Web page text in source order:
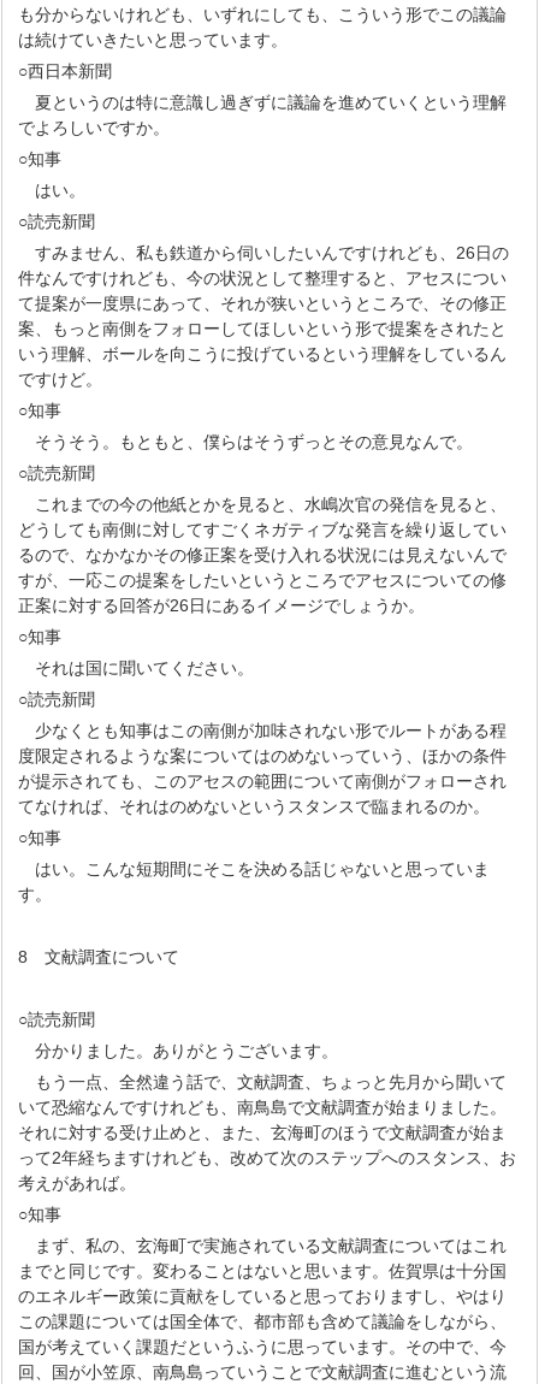
も分からないけれども、いずれにしても、こういう形でこの議論
は続けていきたいと思っています。
○西日本新聞
夏というのは特に意識し過ぎずに議論を進めていくという理解
でよろしいですか。
○知事
はい。
○読売新聞
すみません、私も鉄道から伺いしたいんですけれども、26日の
件なんですけれども、今の状況として整理すると、アセスについ
て提案が一度県にあって、それが狭いというところで、その修正
案、もっと南側をフォローしてほしいという形で提案をされたと
いう理解、ボールを向こうに投げているという理解をしているん
ですけど。
○知事
そうそう。もともと、僕らはそうずっとその意見なんで。
○読売新聞
これまでの今の他紙とかを見ると、水嶋次官の発信を見ると、
どうしても南側に対してすごくネガティブな発言を繰り返してい
るので、なかなかその修正案を受け入れる状況には見えないんで
すが、一応この提案をしたいというところでアセスについての修
正案に対する回答が26日にあるイメージでしょうか。
○知事
それは国に聞いてください。
○読売新聞
少なくとも知事はこの南側が加味されない形でルートがある程
度限定されるような案についてはのめないっていう、ほかの条件
が提示されても、このアセスの範囲について南側がフォローされ
てなければ、それはのめないというスタンスで臨まれるのか。
○知事
はい。こんな短期間にそこを決める話じゃないと思っていま
す。
8 文献調査について
○読売新聞
分かりました。ありがとうございます。
もう一点、全然違う話で、文献調査、ちょっと先月から聞いて
いて恐縮なんですけれども、南鳥島で文献調査が始まりました。
それに対する受け止めと、また、玄海町のほうで文献調査が始ま
って2年経ちますけれども、改めて次のステップへのスタンス、お
考えがあれば。
○知事
まず、私の、玄海町で実施されている文献調査についてはこれ
までと同じです。変わることはないと思います。佐賀県は十分国
のエネルギー政策に貢献をしていると思っておりますし、やはり
この課題については国全体で、都市部も含めて議論をしながら、
国が考えていく課題だというふうに思っています。その中で、今
回、国が小笠原、南鳥島っていうことで文献調査に進むという流